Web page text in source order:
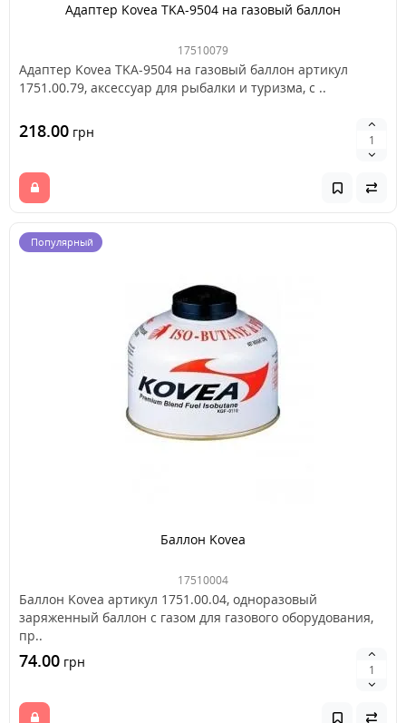
Адаптер Kovea TKA-9504 на газовый баллон
17510079
Адаптер Kovea TKA-9504 на газовый баллон артикул
1751.00.79, аксессуар для рыбалки и туризма, с ..
218.00 грн
Популярный
Баллон Kovea
17510004
Баллон Kovea артикул 1751.00.04, одноразовый
заряженный баллон с газом для газового оборудования,
пр..
74.00 грн